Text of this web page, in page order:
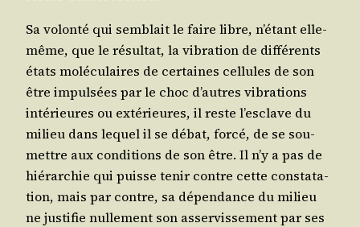
Sa volon­té qui sem­blait le faire libre, n’é­tant elle-
même, que le résul­tat, la vibra­tion de dif­fé­rents
états molé­cu­laires de cer­taines cel­lules de son
être impul­sées par le choc d’autres vibra­tions
inté­rieures ou exté­rieures, il reste l’es­clave du
milieu dans lequel il se débat, for­cé, de se sou­
mettre aux condi­tions de son être. Il n’y a pas de
hié­rar­chie qui puisse tenir contre cette consta­ta­
tion, mais par contre, sa dépen­dance du milieu
ne jus­ti­fie nul­le­ment son asser­vis­se­ment par ses